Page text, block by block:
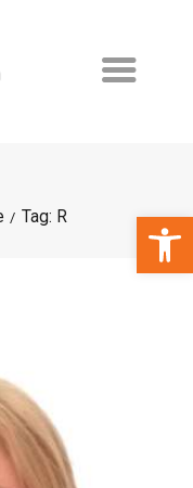
Open toolbar
Tag: R